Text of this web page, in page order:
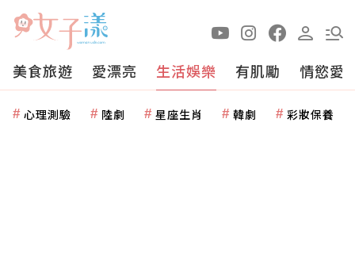
美食旅遊 愛漂亮 生活娛樂 有肌勵 情慾愛
心理測驗 陸劇 星座生肖 韓劇 彩妝保養